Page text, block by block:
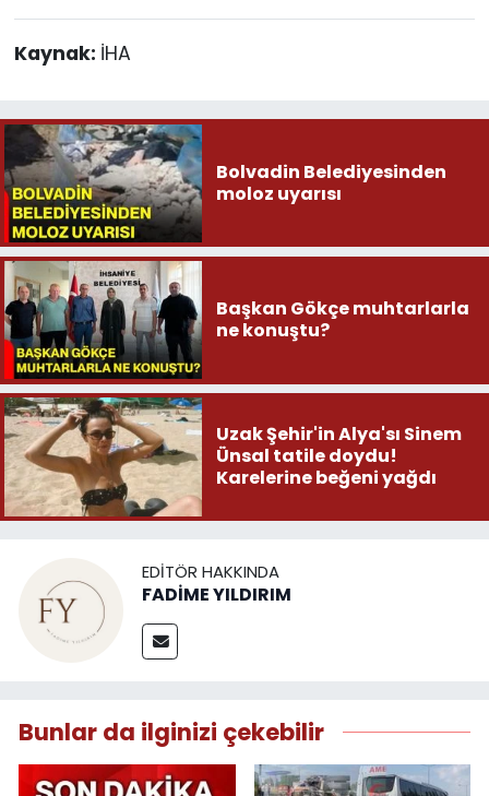
Kaynak: İHA
Bolvadin Belediyesinden
moloz uyarısı
Başkan Gökçe muhtarlarla
ne konuştu?
Uzak Şehir'in Alya'sı Sinem
Ünsal tatile doydu!
Karelerine beğeni yağdı
EDITÖR HAKKINDA
FADİME YILDIRIM
Bunlar da ilginizi çekebilir